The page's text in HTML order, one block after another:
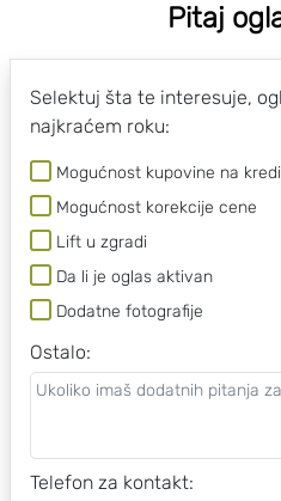
Pitaj
Selektuj šta te interesuje,
najkraćem roku:
Mogućnost kupovine na
Mogućnost korekcije cene
Lift u zgradi
Da li je oglas aktivan
Dodatne fotografije
Ostalo:
Telefon za kontakt: